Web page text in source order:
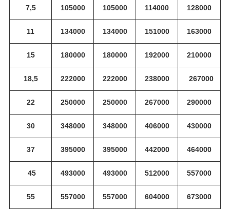
7,5 105000 105000 114000 128000
11 134000 134000 151000 163000
15 180000 180000 192000 210000
18,5 222000 222000 238000 267000
22 250000 250000 267000 290000
30 348000 348000 406000 430000
37 395000 395000 442000 464000
45 493000 493000 512000 557000
55 557000 557000 604000 673000